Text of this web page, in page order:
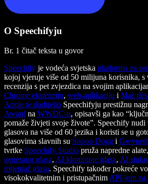
O Speechifyju
Br. 1 čitač teksta u govor
Speechify je vodeća svjetska platforma za
kojoj vjeruje više od 50 milijuna korisnika, s
recenzija s pet zvjezdica na svojim
Chrome ekstenziju, web-aplikaciju i Mac
Apple je dodijelio Speechifyju prestižnu
Award na WWDC-u, opisavši ga kao
pomaže živjeti svoje živote”. Speechify
glasova na više od 60 jezika i koristi se u
glasovima slavnih su Snoop Dogg i
tvrtke Speechify Studio pruža napredne
generator glasa, AI kloniranje glasa, AI
mijenjač glasa. Speechify također pokreće
visokokvalitetnim i pristupačnim API-jem za